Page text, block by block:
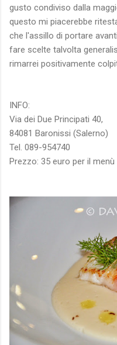
gusto condiviso dalla
questo mi piacerebbe
che l'assillo di portare
fare scelte talvolta
rimarrei positivamente
INFO:
Via dei Due Principati 40,
84081 Baronissi (Salerno)
Tel. 089-954740
Prezzo: 35 euro per il